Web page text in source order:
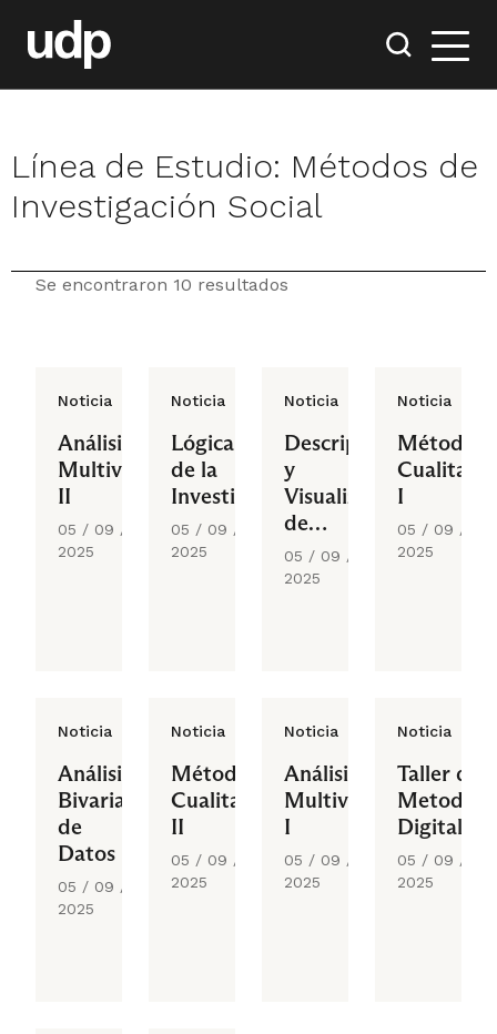
Línea de Estudio: Métodos de
Investigación Social
Se encontraron 10 resultados
Noticia
Análisis
Multivariado
II
05 / 09 /
2025
Noticia
Lógica
de la
Investigación
05 / 09 /
2025
Noticia
Descripción
y
Visualización
de
Datos
05 / 09 /
2025
Noticia
Métodos
I
05 / 09 /
2025
Noticia
Análisis
Bivariado
de
Datos
05 / 09 /
2025
Noticia
Métodos
Cualitativos
II
05 / 09 /
2025
Noticia
Análisis
Multivariado
I
05 / 09 /
2025
Noticia
Taller de
Digitales
05 / 09 /
2025